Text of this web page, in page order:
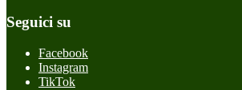
Seguici su
Facebook
Instagram
TikTok